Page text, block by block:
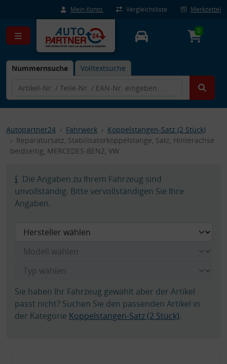
Mein Konto Vergleichsliste Merkzettel
Nummernsuche Volltextsuche
0
Autopartner24 Fahrwerk
Koppelstangen-Satz (2 Stück)
Reparatursatz, Stabilisatorkoppelstange, Satz, Hinterachse
beidseitig, MERCEDES-BENZ, VW
Die Angaben zu Ihrem Fahrzeug sind
unvollständig. Bitte vervollständigen Sie Ihre
Angaben.
Sie haben Ihr Fahrzeug gewählt aber der Artikel
passt nicht? Suchen Sie den passenden Artikel in
der Kategorie Koppelstangen-Satz (2 Stück).